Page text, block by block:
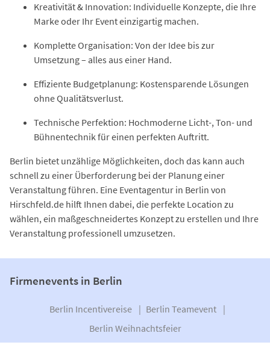
Kreativität & Innovation: Individuelle Konzepte, die Ihre
Marke oder Ihr Event einzigartig machen.
Komplette Organisation: Von der Idee bis zur
Umsetzung – alles aus einer Hand.
Effiziente Budgetplanung: Kostensparende Lösungen
ohne Qualitätsverlust.
Technische Perfektion: Hochmoderne Licht-, Ton- und
Bühnentechnik für einen perfekten Auftritt.
Berlin bietet unzählige Möglichkeiten, doch das kann auch
schnell zu einer Überforderung bei der Planung einer
Veranstaltung führen. Eine Eventagentur in Berlin von
Hirschfeld.de hilft Ihnen dabei, die perfekte Location zu
wählen, ein maßgeschneidertes Konzept zu erstellen und Ihre
Veranstaltung professionell umzusetzen.
Firmenevents in Berlin
Berlin Incentivereise
Berlin Teamevent
Berlin Weihnachtsfeier